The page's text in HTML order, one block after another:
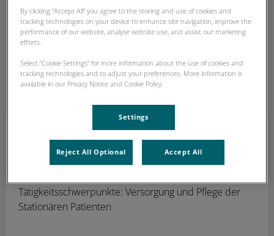
Pflegehelfer auf der Station
Tätigkeitsschwerpunkte: Versorgung und Pflege der
Stationären Patienten
By clicking “Accept All” you agree to the storing and use of cookies and
tracking technologies on your device to enhance site navigation, improve the
performance of our website, analyse website use, and assist our marketing
efforts.
Select “Cookie Settings” for more information about the use of cookies and
tracking technologies and to adjust your preferences. More information is
available in our Privacy Notice and Cookie Policy.
Settings
Reject All Optional Accept All